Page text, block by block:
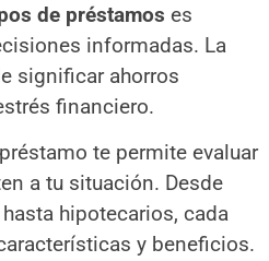
de préstamos es
informadas. La
significar ahorros
financiero.
te permite evaluar
a tu situación. Desde
hipotecarios, cada
y beneficios.